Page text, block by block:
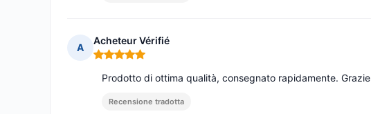
A
Acheteur Vérifié
Nota: 5 su 5
Prodotto di ottima qualità, consegnato rapidamente. Grazie
Recensione tradotta